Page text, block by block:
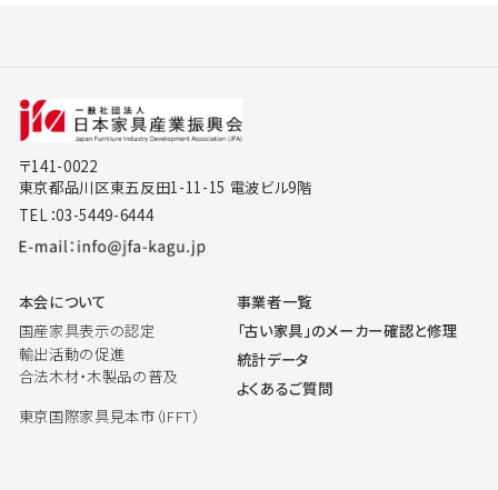
〒141-0022
東京都品川区東五反田1-11-15 電波ビル9階
TEL：03-5449-6444
本会について
国産家具表示の認定
輸出活動の促進
合法木材・木製品の普及
東京国際家具見本市（IFFT）
事業者一覧
「古い家具」のメーカー確認と修理
統計データ
よくあるご質問